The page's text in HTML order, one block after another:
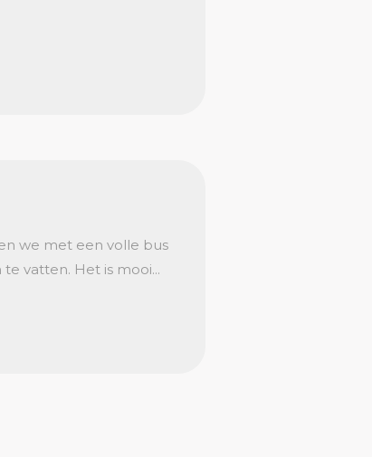
we met een volle bus
vatten. Het is mooi...